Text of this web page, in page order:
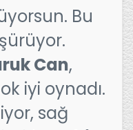
Bu
Can,
iyi oynadı.
sağ